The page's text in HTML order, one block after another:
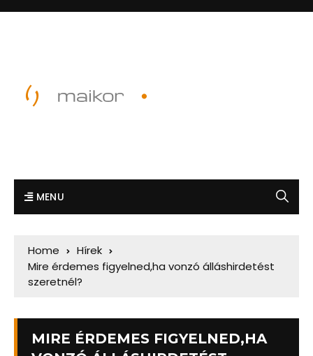
MENU
Home
Hírek
Mire érdemes figyelned,ha vonzó álláshirdetést
szeretnél?
MIRE ÉRDEMES FIGYELNED,HA